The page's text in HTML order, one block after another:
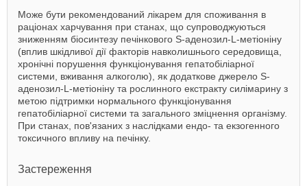
Може бути рекомендований лікарем для споживання в
раціонах харчування при станах, що супроводжуються
зниженням біосинтезу печінкового S-аденозил-L-метіоніну
(вплив шкідливої дії факторів навколишнього середовища,
хронічні порушення функціонування гепатобіліарної
системи, вживання алкоголю), як додаткове джерело S-
аденозил-L-метіоніну та рослинного екстракту силімарину з
метою підтримки нормального функціонування
гепатобіліарної системи та загального зміцнення організму.
При станах, пов'язаних з наслідками ендо- та екзогенного
токсичного впливу на печінку.
Застереження